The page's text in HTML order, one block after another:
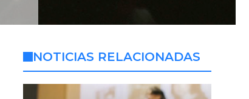
NOTICIAS RELACIONADAS